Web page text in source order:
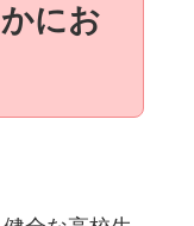
にお